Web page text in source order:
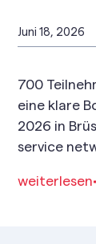
Juni 18, 2026
700
eine klare
2026 in
service
weiterlesen